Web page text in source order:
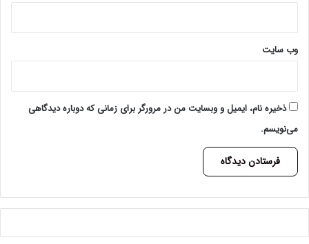
وب‌ سایت
ذخیره نام، ایمیل و وبسایت من در مرورگر برای زمانی که دوباره دیدگاهی
می‌نویسم.
t